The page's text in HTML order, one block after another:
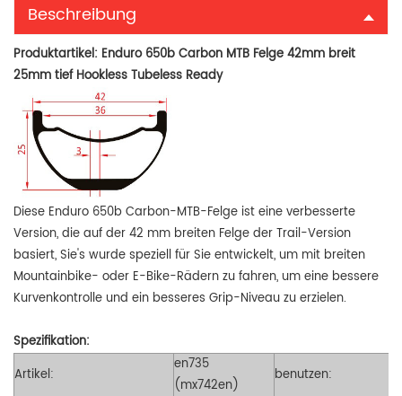
Beschreibung
Produktartikel: Enduro 650b Carbon MTB Felge 42mm breit
25mm tief Hookless Tubeless Ready
Diese Enduro 650b Carbon-MTB-Felge ist eine verbesserte
Version, die auf der 42 mm breiten Felge der Trail-Version
basiert, Sie's wurde speziell für Sie entwickelt, um mit breiten
Mountainbike- oder E-Bike-Rädern zu fahren, um eine bessere
Kurvenkontrolle und ein besseres Grip-Niveau zu erzielen.
Spezifikation:
Artikel:
en735
(mx742en)
benutzen: